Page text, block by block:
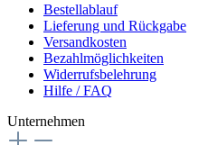
Bestellablauf
Lieferung und Rückgabe
Versandkosten
Bezahlmöglichkeiten
Widerrufsbelehrung
Hilfe / FAQ
Unternehmen